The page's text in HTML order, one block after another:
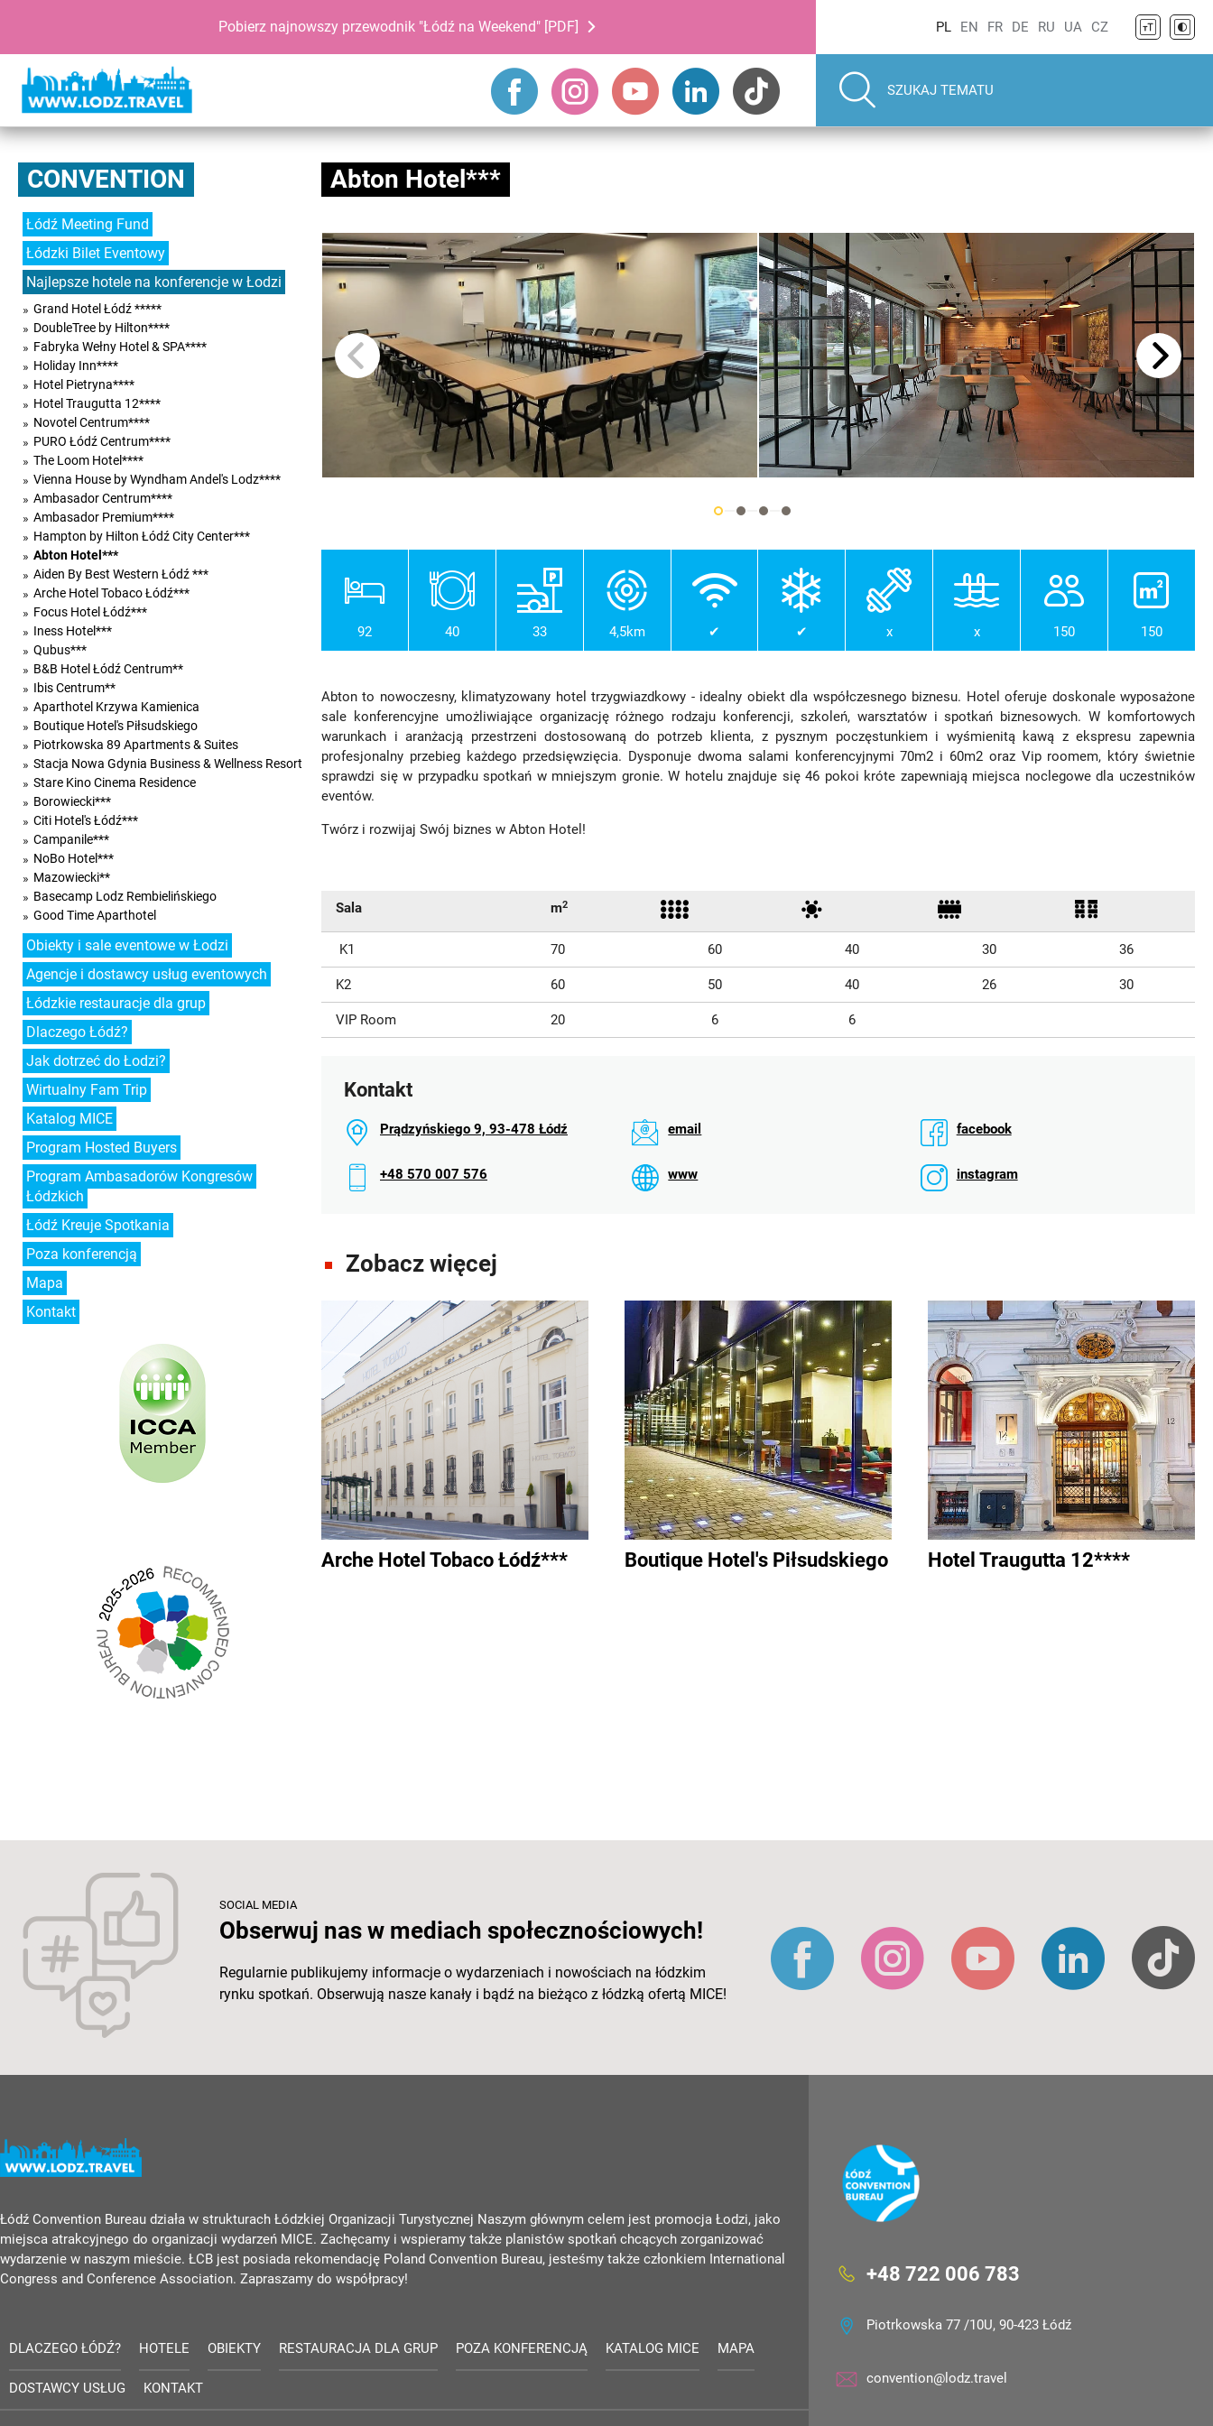
Pobierz najnowszy przewodnik "Łódź na Weekend" [PDF] PL EN FR DE RU UA CZ
CONVENTION
Łódź Meeting Fund
Łódzki Bilet Eventowy
Najlepsze hotele na konferencje w Łodzi
Grand Hotel Łódź *****
DoubleTree by Hilton****
Fabryka Wełny Hotel & SPA****
Holiday Inn****
Hotel Pietryna****
Hotel Traugutta 12****
Novotel Centrum****
PURO Łódź Centrum****
The Loom Hotel****
Vienna House by Wyndham Andel's Lodz****
Ambasador Centrum****
Ambasador Premium****
Hampton by Hilton Łódź City Center***
Abton Hotel***
Aiden By Best Western Łódź ***
Arche Hotel Tobaco Łódź***
Focus Hotel Łódź***
Iness Hotel***
Qubus***
B&B Hotel Łódź Centrum**
Ibis Centrum**
Aparthotel Krzywa Kamienica
Boutique Hotel's Piłsudskiego
Piotrkowska 89 Apartments & Suites
Stacja Nowa Gdynia Business & Wellness Resort
Stare Kino Cinema Residence
Borowiecki***
Citi Hotel's Łódź***
Campanile***
NoBo Hotel***
Mazowiecki**
Basecamp Lodz Rembielińskiego
Good Time Aparthotel
Obiekty i sale eventowe w Łodzi
Agencje i dostawcy usług eventowych
Łódzkie restauracje dla grup
Dlaczego Łódź?
Jak dotrzeć do Łodzi?
Wirtualny Fam Trip
Katalog MICE
Program Hosted Buyers
Program Ambasadorów Kongresów
Łódzkich
Łódź Kreuje Spotkania
Poza konferencją
Mapa
Kontakt
Abton Hotel***
92 40 33 4,5km ✔ ✔ x x 150 150
Abton to nowoczesny, klimatyzowany hotel trzygwiazdkowy - idealny obiekt dla współczesnego biznesu. Hotel oferuje doskonale wyposażone
sale konferencyjne umożliwiające organizację różnego rodzaju konferencji, szkoleń, warsztatów i spotkań biznesowych. W komfortowych
warunkach i aranżacją przestrzeni dostosowaną do potrzeb klienta, z pysznym poczęstunkiem i wyśmienitą kawą z ekspresu zapewnia
profesjonalny przebieg każdego przedsięwzięcia. Dysponuje dwoma salami konferencyjnymi 70m2 i 60m2 oraz Vip roomem, który świetnie
sprawdzi się w przypadku spotkań w mniejszym gronie. W hotelu znajduje się 46 pokoi króte zapewniają miejsca noclegowe dla uczestników
eventów.
Twórz i rozwijaj Swój biznes w Abton Hotel!
Sala m2
K1 70 60 40 30 36
K2 60 50 40 26 30
VIP Room 20 6 6
Kontakt
Prądzyńskiego 9, 93-478 Łódź email facebook
+48 570 007 576 www instagram
Zobacz więcej
Arche Hotel Tobaco Łódź*** Boutique Hotel's Piłsudskiego Hotel Traugutta 12****
SOCIAL MEDIA
Obserwuj nas w mediach społecznościowych!
Regularnie publikujemy informacje o wydarzeniach i nowościach na łódzkim
rynku spotkań. Obserwują nasze kanały i bądź na bieżąco z łódzką ofertą MICE!
Łódź Convention Bureau działa w strukturach Łódzkiej Organizacji Turystycznej Naszym głównym celem jest promocja Łodzi, jako
miejsca atrakcyjnego do organizacji wydarzeń MICE. Zachęcamy i wspieramy także planistów spotkań chcących zorganizować
wydarzenie w naszym mieście. ŁCB jest posiada rekomendację Poland Convention Bureau, jesteśmy także członkiem International
Congress and Conference Association. Zapraszamy do współpracy!
DLACZEGO ŁÓDŹ? HOTELE OBIEKTY RESTAURACJA DLA GRUP POZA KONFERENCJĄ KATALOG MICE MAPA
DOSTAWCY USŁUG KONTAKT
+48 722 006 783
Piotrkowska 77 /10U, 90-423 Łódź
convention@lodz.travel